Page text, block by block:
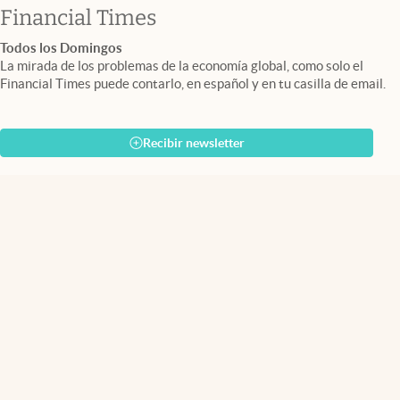
Financial Timesabre en nueva pestaña
Todos los Domingos
La mirada de los problemas de la economía global, como solo el
Financial Times puede contarlo, en español y en tu casilla de email.
Recibir newsletter